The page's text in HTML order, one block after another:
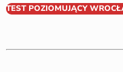
TEST POZIOMUJĄCY